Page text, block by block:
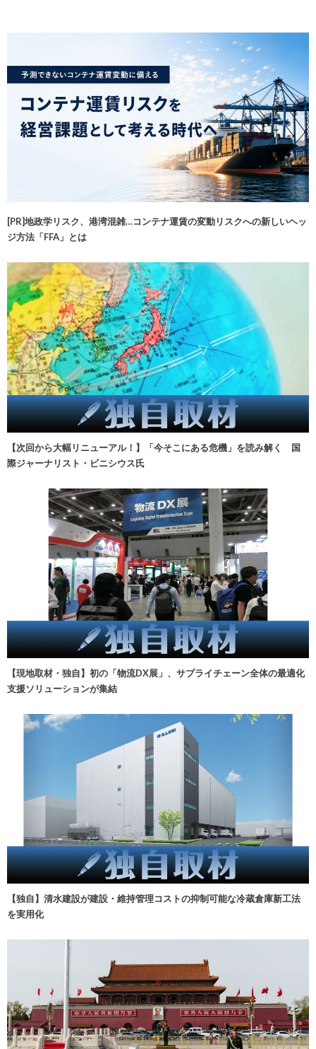
[PR]地政学リスク、港湾混雑…コンテナ運賃の変動リスクへの新しいヘッ
ジ方法「FFA」とは
【次回から大幅リニューアル！】「今そこにある危機」を読み解く 国
際ジャーナリスト・ビニシウス氏
【現地取材・独自】初の「物流DX展」、サプライチェーン全体の最適化
支援ソリューションが集結
【独自】清水建設が建設・維持管理コストの抑制可能な冷蔵倉庫新工法
を実用化